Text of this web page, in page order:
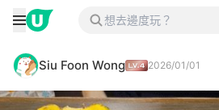
Siu Foon Wong 2026/01/01